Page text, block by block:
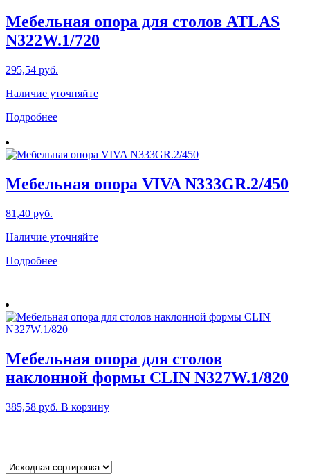
Мебельная опора для столов ATLAS
N322W.1/720
295,54 руб.
Наличие уточняйте
Подробнее
Мебельная опора VIVA N333GR.2/450
81,40 руб.
Наличие уточняйте
Подробнее
Мебельная опора для столов
наклонной формы CLIN N327W.1/820
385,58 руб. В корзину